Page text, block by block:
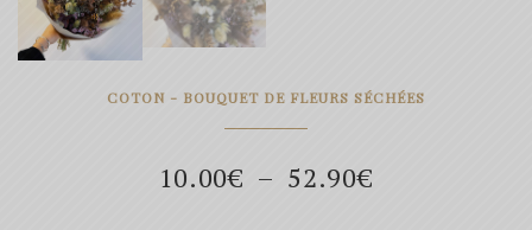
COTON - BOUQUET DE FLEURS SÉCHÉES
10.00€ – 52.90€